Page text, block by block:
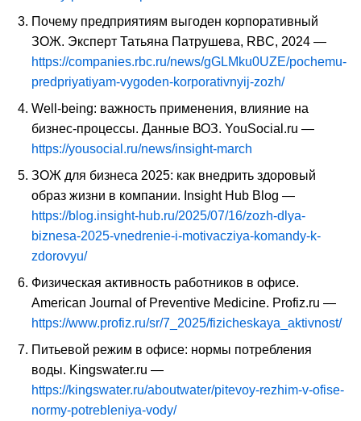
Почему предприятиям выгоден корпоративный
ЗОЖ. Эксперт Татьяна Патрушева, RBC, 2024 —
https://companies.rbc.ru/news/gGLMku0UZE/pochemu-
predpriyatiyam-vygoden-korporativnyij-zozh/
Well-being: важность применения, влияние на
бизнес-процессы. Данные ВОЗ. YouSocial.ru —
https://yousocial.ru/news/insight-march
ЗОЖ для бизнеса 2025: как внедрить здоровый
образ жизни в компании. Insight Hub Blog —
https://blog.insight-hub.ru/2025/07/16/zozh-dlya-
biznesa-2025-vnedrenie-i-motivacziya-komandy-k-
zdorovyu/
Физическая активность работников в офисе.
American Journal of Preventive Medicine. Profiz.ru —
https://www.profiz.ru/sr/7_2025/fizicheskaya_aktivnost/
Питьевой режим в офисе: нормы потребления
воды. Kingswater.ru —
https://kingswater.ru/aboutwater/pitevoy-rezhim-v-ofise-
normy-potrebleniya-vody/